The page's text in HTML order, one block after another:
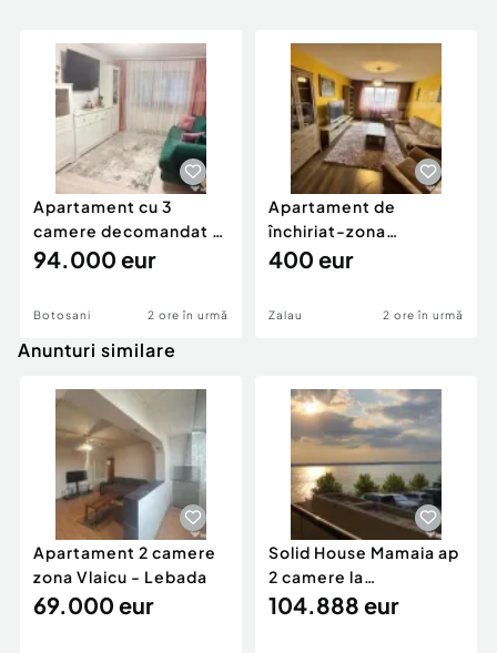
Apartament cu 3
camere decomandat -
renovat - Bucovina -
94.000 eur
Botosani 2 ore în urmă
Apartament de
închiriat-zona
ultracentrală
400 eur
Zalau 2 ore în urmă
Anunturi similare
Apartament 2 camere
zona Vlaicu - Lebada
69.000 eur
Solid House Mamaia ap
2 camere la
cheie,langa Mega
104.888 eur